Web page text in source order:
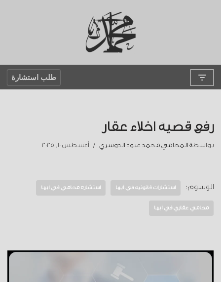
طلب استشارة
رفع قضية اخلاء عقار
بواسطة المحامي محمد عبود الدوسري أغسطس 10, 2025
الوسوم: استشارات قانونية في أبها استشارة محامي في أبها
محامي عقاري في أبها